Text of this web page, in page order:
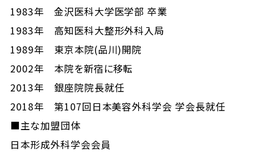
1983年 金沢医科大学医学部 卒業
1983年 高知医科大整形外科入局
1989年 東京本院(品川)開院
2002年 本院を新宿に移転
2013年 銀座院院長就任
2018年 第107回日本美容外科学会 学会長就任
■主な加盟団体
日本形成外科学会会員